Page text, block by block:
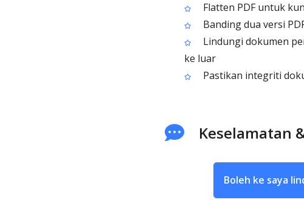
Flatten PDF untuk
Banding dua versi
Lindungi dokumen
ke luar
Pastikan integriti
Keselamatan
Boleh ke saya